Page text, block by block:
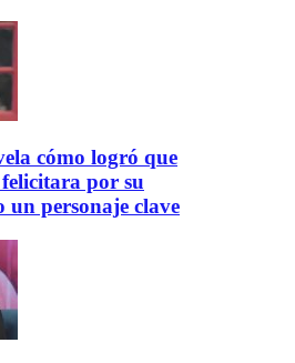
cómo logró que
por su
un personaje clave